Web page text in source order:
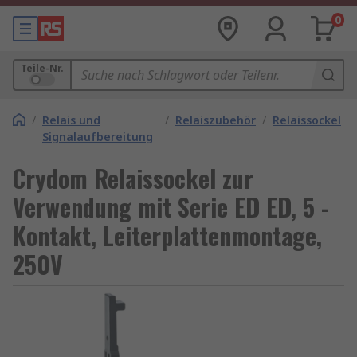
0
Teile-Nr.
/ Relais und
Signalaufbereitung
/ Relaiszubehör / Relaissockel
Crydom Relaissockel zur
Verwendung mit Serie ED ED, 5 -
Kontakt, Leiterplattenmontage,
250V